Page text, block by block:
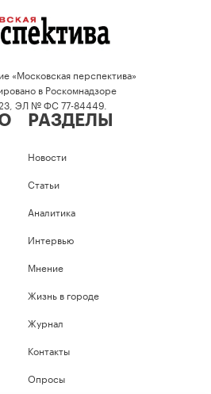
«Московская перспектива»
в Роскомнадзоре
ЭЛ № ФС 77-84449.
РАЗДЕЛЫ
Новости
Статьи
Аналитика
Интервью
Мнение
Жизнь в городе
Журнал
Контакты
Опросы